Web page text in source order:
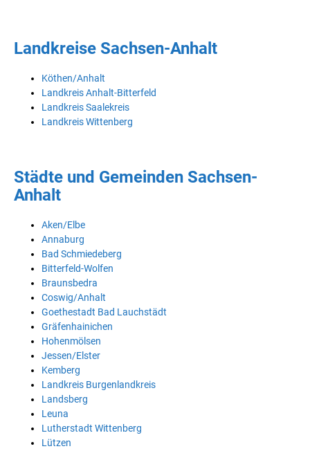
Landkreise Sachsen-Anhalt
Köthen/Anhalt
Landkreis Anhalt-Bitterfeld
Landkreis Saalekreis
Landkreis Wittenberg
Städte und Gemeinden Sachsen-
Anhalt
Aken/Elbe
Annaburg
Bad Schmiedeberg
Bitterfeld-Wolfen
Braunsbedra
Coswig/Anhalt
Goethestadt Bad Lauchstädt
Gräfenhainichen
Hohenmölsen
Jessen/Elster
Kemberg
Landkreis Burgenlandkreis
Landsberg
Leuna
Lutherstadt Wittenberg
Lützen